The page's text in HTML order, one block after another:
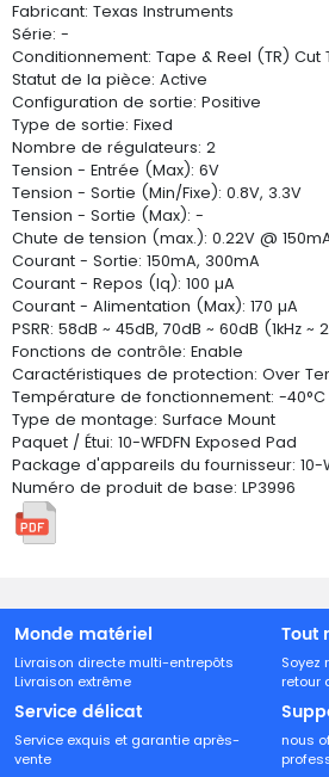
Fabricant: Texas Instruments
Série: -
Conditionnement: Tape & Reel (TR)
Statut de la pièce: Active
Configuration de sortie: Positive
Type de sortie: Fixed
Nombre de régulateurs: 2
Tension - Entrée (Max): 6V
Tension - Sortie (Min/Fixe): 0.8V, 3.3V
Tension - Sortie (Max): -
Chute de tension (max.): 0.22V @
Courant - Sortie: 150mA, 300mA
Courant - Repos (Iq): 100 µA
Courant - Alimentation (Max): 170 µA
PSRR: 58dB ~ 45dB, 70dB ~ 60dB (1kHz ~
Fonctions de contrôle: Enable
Caractéristiques de protection: Over
Température de fonctionnement: -40°C
Type de montage: Surface Mount
Paquet / Étui: 10-WFDFN Exposed Pad
Package d'appareils du fournisseur: 10-
Numéro de produit de base: LP3996
Monde matériel
Livraison directe multi-entrepôts
Livraison extrême
Tout
Soyez
retour
Service délicat
Service exquis et garantie après-
vente
nous